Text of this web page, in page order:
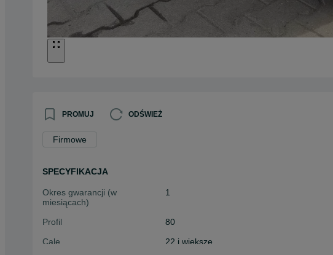
PROMUJ ODŚWIEŻ
Firmowe
SPECYFIKACJA
Okres gwarancji (w
miesiącach)
1
Profil
80
Cale
22 i większe